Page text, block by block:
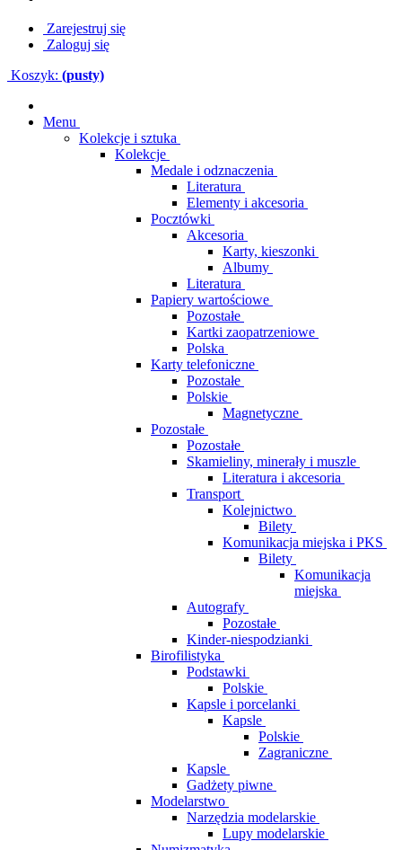
Zarejestruj się
Zaloguj się
Koszyk: (pusty)
Menu
Kolekcje i sztuka
Kolekcje
Medale i odznaczenia
Literatura
Elementy i akcesoria
Pocztówki
Akcesoria
Karty, kieszonki
Albumy
Literatura
Papiery wartościowe
Pozostałe
Kartki zaopatrzeniowe
Polska
Karty telefoniczne
Pozostałe
Polskie
Magnetyczne
Pozostałe
Pozostałe
Skamieliny, minerały i muszle
Literatura i akcesoria
Transport
Kolejnictwo
Bilety
Komunikacja miejska i PKS
Bilety
Komunikacja
miejska
Autografy
Pozostałe
Kinder-niespodzianki
Birofilistyka
Podstawki
Polskie
Kapsle i porcelanki
Kapsle
Polskie
Zagraniczne
Kapsle
Gadżety piwne
Modelarstwo
Narzędzia modelarskie
Lupy modelarskie